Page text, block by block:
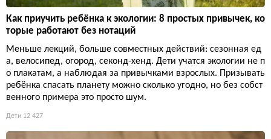
Как приучить ребёнка к экологии: 8 простых привычек, ко
торые работают без нотаций
Меньше лекций, больше совместных действий: сезонная ед
а, велосипед, огород, секонд-хенд. Дети учатся экологии не п
о плакатам, а наблюдая за привычками взрослых. Призывать
ребёнка спасать планету можно сколько угодно, но без собст
венного примера это просто шум.
Дети 12 427